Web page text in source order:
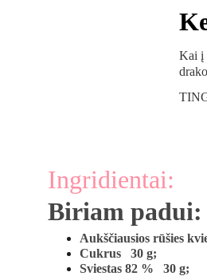
Kai į
Ingridientai:
Biriam padui:
Aukščiausios rūšies
Cukrus   30 g;
Sviestas 82 %   30 g;